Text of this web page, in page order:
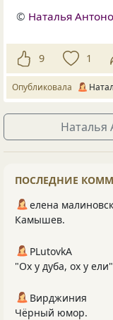
© Наталья
9 1
Опубликовала
Наталья
ПОСЛЕДНИЕ
елена
Камышев.
PLutоvkА
"Ох у дуба, ох у
Вирджиния
Чёрный юмор.